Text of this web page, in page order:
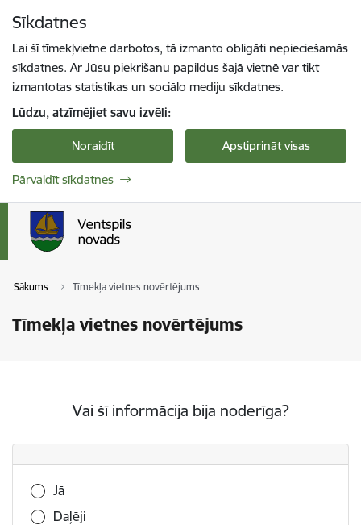
Sīkdatnes
Lai šī tīmekļvietne darbotos, tā izmanto obligāti nepieciešamās
sīkdatnes. Ar Jūsu piekrišanu papildus šajā vietnē var tikt
izmantotas statistikas un sociālo mediju sīkdatnes.
Lūdzu, atzīmējiet savu izvēli:
Noraidīt Apstiprināt visas
Pārvaldīt sīkdatnes
Sākums Tīmekļa vietnes novērtējums
Tīmekļa vietnes novērtējums
Vai šī informācija bija noderīga?
Vai šī informācija bija noderīga?
Jā
Daļēji